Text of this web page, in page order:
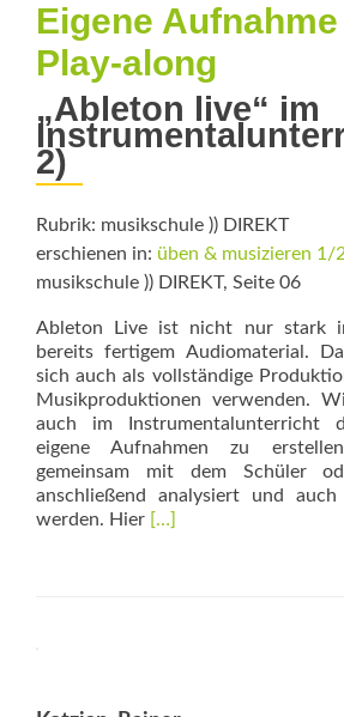
Eigene
Play-along
„Ableton live“ im
2)
Rubrik: musikschule )) DIREKT
erschienen in: üben & musizieren 1/
musikschule )) DIREKT, Seite 06
Ableton Live ist nicht nur stark
bereits fertigem Audiomaterial.
sich auch als vollständige
Musikproduktionen verwenden.
auch im Instrumentalunterricht
eigene Aufnahmen zu
gemeinsam mit dem Schüler
anschließend analysiert und
werden. Hier Read
[…]